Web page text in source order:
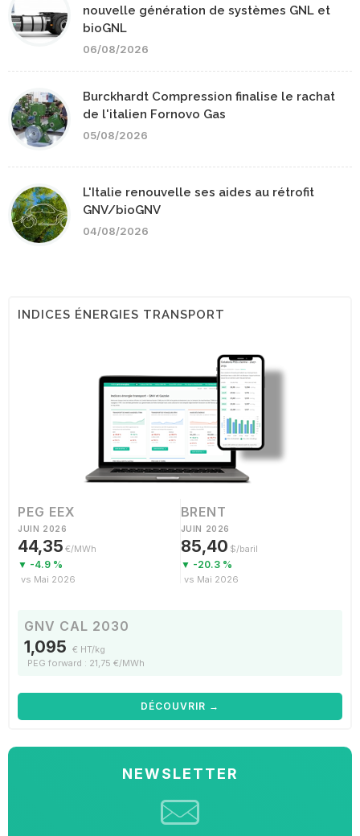
nouvelle génération de systèmes GNL et
bioGNL
06/08/2026
Burckhardt Compression finalise le rachat
de l'italien Fornovo Gas
05/08/2026
L'Italie renouvelle ses aides au rétrofit
GNV/bioGNV
04/08/2026
INDICES ÉNERGIES TRANSPORT
PEG EEX
JUIN 2026
44,35 €/MWh
▼ -4.9 %
vs Mai 2026
BRENT
JUIN 2026
85,40 $/baril
▼ -20.3 %
vs Mai 2026
GNV CAL 2030
1,095 € HT/kg
PEG forward : 21,75 €/MWh
DÉCOUVRIR →
NEWSLETTER